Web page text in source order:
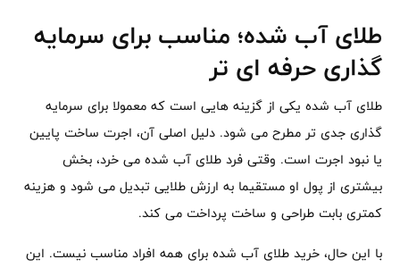
طلای آب شده؛ مناسب برای سرمایه
گذاری حرفه ای تر
طلای آب شده یکی از گزینه هایی است که معمولا برای سرمایه
گذاری جدی تر مطرح می شود. دلیل اصلی آن، اجرت ساخت پایین
یا نبود اجرت است. وقتی فرد طلای آب شده می خرد، بخش
بیشتری از پول او مستقیما به ارزش طلایی تبدیل می شود و هزینه
کمتری بابت طراحی و ساخت پرداخت می کند.
با این حال، خرید طلای آب شده برای همه افراد مناسب نیست. این